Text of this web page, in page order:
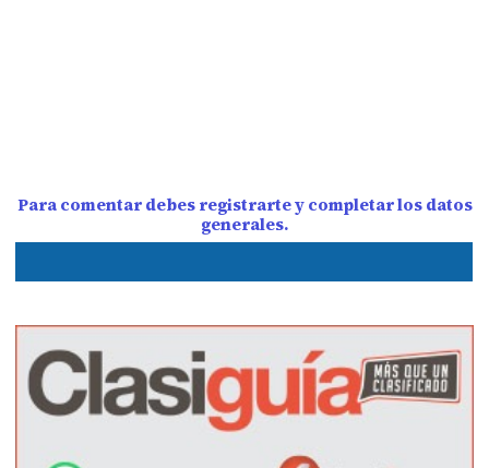
Para comentar debes registrarte y completar los datos
generales.